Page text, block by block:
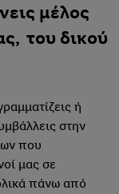
μέλος
του δικού
ή
στην
που
μας σε
πάνω από